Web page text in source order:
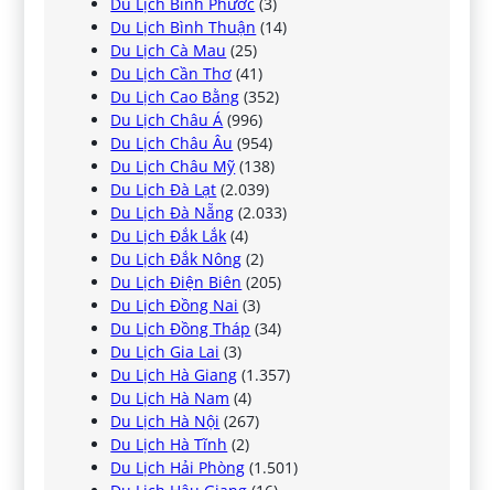
Du Lịch Bình Thuận (14)
Du Lịch Cà Mau (25)
Du Lịch Cần Thơ (41)
Du Lịch Cao Bằng (352)
Du Lịch Châu Á (996)
Du Lịch Châu Âu (954)
Du Lịch Châu Mỹ (138)
Du Lịch Đà Lạt (2.039)
Du Lịch Đà Nẵng (2.033)
Du Lịch Đắk Lắk (4)
Du Lịch Đắk Nông (2)
Du Lịch Điện Biên (205)
Du Lịch Đồng Nai (3)
Du Lịch Đồng Tháp (34)
Du Lịch Gia Lai (3)
Du Lịch Hà Giang (1.357)
Du Lịch Hà Nam (4)
Du Lịch Hà Nội (267)
Du Lịch Hà Tĩnh (2)
Du Lịch Hải Phòng (1.501)